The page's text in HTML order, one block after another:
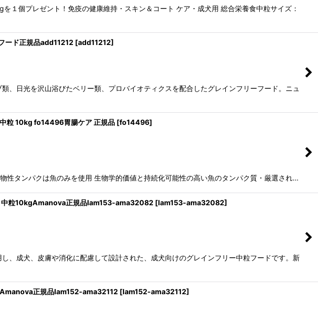
１個プレゼント！免疫の健康維持・スキン＆コート ケア・成犬用 総合栄養食中粒サイズ：
ード正規品add11212 [add11212]
日光を沢山浴びたベリー類、プロバイオティクスを配合したグレインフリーフード。ニュ
粒 10kg fo14496胃腸ケア 正規品 [fo14496]
タンパクは魚のみを使用 生物学的価値と持続化可能性の高い魚のタンパク質・厳選され…
中粒10kgAmanova正規品lam153-ama32082 [lam153-ama32082]
、成犬、皮膚や消化に配慮して設計された、成犬向けのグレインフリー中粒フードです。新
正規品lam152-ama32112 [lam152-ama32112]